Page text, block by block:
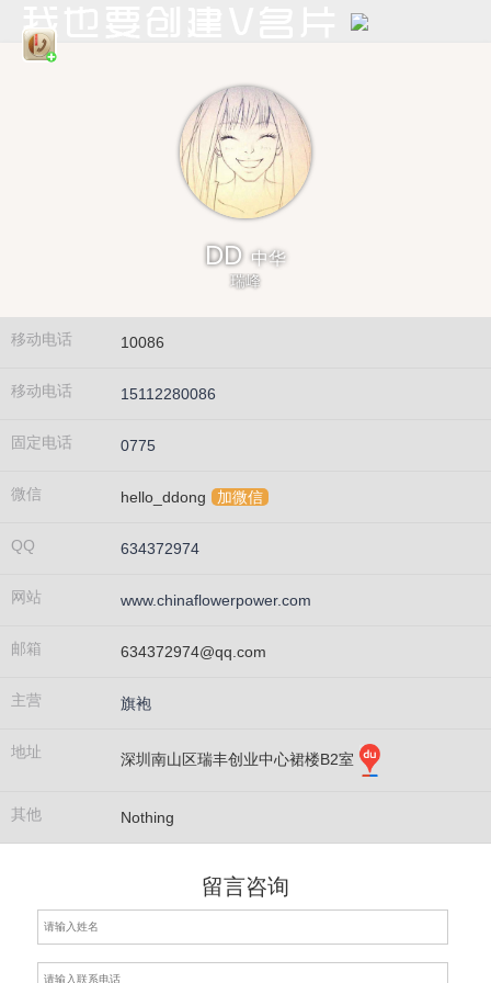
DD 中华
瑞峰
移动电话 10086
移动电话 15112280086
固定电话 0775
微信 hello_ddong 加微信
QQ 634372974
网站 www.chinaflowerpower.com
邮箱 634372974@qq.com
主营 旗袍
地址 深圳南山区瑞丰创业中心裙楼B2室
其他 Nothing
留言咨询